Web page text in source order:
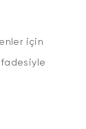
için